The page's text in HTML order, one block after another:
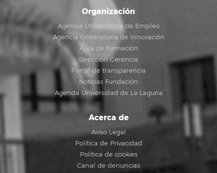
Organización
Agencia Universitaria de Empleo
Agencia Universitaria de Innovación
Área de formación
Dirección Gerencia
Portal de transparencia
Noticias Fundación
Agenda Universidad de La Laguna
Acerca de
Aviso Legal
Política de Privacidad
Política de cookies
Canal de denuncias